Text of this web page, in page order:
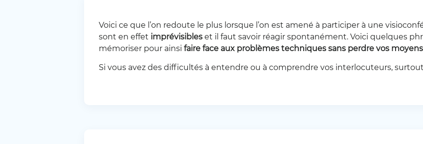
Voici ce que l’on redoute le plus lorsque l’on est amené à participer à une
sont en effet imprévisibles et il faut savoir réagir spontanément. Voici quelques
mémoriser pour ainsi faire face aux problèmes techniques sans perdre vos moyens
Si vous avez des difficultés à entendre ou à comprendre vos interlocuteurs, surtout